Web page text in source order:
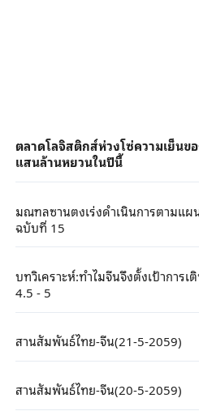
ตลาดโลจิสติกส์ห่วงโซ่ความเย็นข
แสนล้านหยวนในปีนี้
มณฑลซานตงเร่งดำเนินการตามแ
ฉบับที่ 15
บทวิเคราะห์:ทำไมจีนจึงตั้งเป้าการ
4.5 - 5
สานสัมพันธ์ไทย-จีน(21-5-2059)
สานสัมพันธ์ไทย-จีน(20-5-2059)